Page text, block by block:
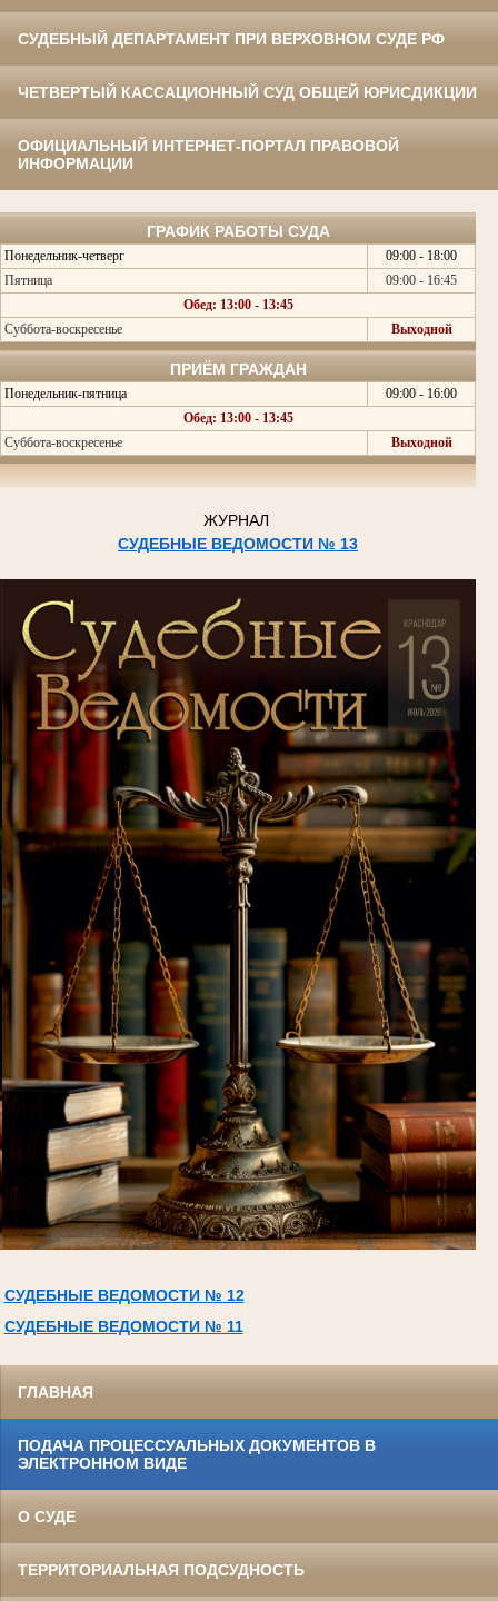
СУДЕБНЫЙ ДЕПАРТАМЕНТ ПРИ ВЕРХОВНОМ СУДЕ РФ
ЧЕТВЕРТЫЙ КАССАЦИОННЫЙ СУД ОБЩЕЙ ЮРИСДИКЦИИ
ОФИЦИАЛЬНЫЙ ИНТЕРНЕТ-ПОРТАЛ ПРАВОВОЙ
ИНФОРМАЦИИ
ГРАФИК РАБОТЫ СУДА
Понедельник-четверг
09:00 - 18:00
Пятница
09:00 - 16:45
Обед: 13:00 - 13:45
Суббота-воскресенье
Выходной
ПРИЁМ ГРАЖДАН
Понедельник-пятница
09:00 - 16:00
Обед: 13:00 - 13:45
Суббота-воскресенье
Выходной
ЖУРНАЛ
СУДЕБНЫЕ ВЕДОМОСТИ № 13
СУДЕБНЫЕ ВЕДОМОСТИ № 12
СУДЕБНЫЕ ВЕДОМОСТИ № 11
ГЛАВНАЯ
ПОДАЧА ПРОЦЕССУАЛЬНЫХ ДОКУМЕНТОВ В
ЭЛЕКТРОННОМ ВИДЕ
О СУДЕ
ТЕРРИТОРИАЛЬНАЯ ПОДСУДНОСТЬ